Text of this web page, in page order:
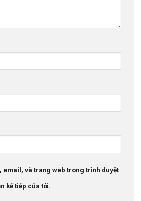
email, và trang web trong trình duyệt
kế tiếp của tôi.